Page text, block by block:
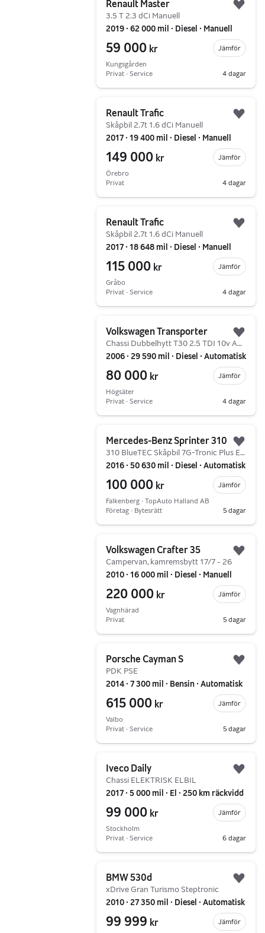
Renault Master
3.5 T 2.3 dCi Manuell
2019 ∙ 62 000 mil ∙ Diesel ∙ Manuell
59 000 kr
Jämför
Kungsgården
Privat ∙ Service
4 dagar
Renault Trafic
Skåpbil 2.7t 1.6 dCi Manuell
2017 ∙ 19 400 mil ∙ Diesel ∙ Manuell
149 000 kr
Jämför
Örebro
Privat
4 dagar
Renault Trafic
Skåpbil 2.7t 1.6 dCi Manuell
2017 ∙ 18 648 mil ∙ Diesel ∙ Manuell
115 000 kr
Jämför
Gråbo
Privat ∙ Service
4 dagar
Volkswagen Transporter
Chassi Dubbelhytt T30 2.5 TDI 10v Automatisk
2006 ∙ 29 590 mil ∙ Diesel ∙ Automatisk
80 000 kr
Jämför
Högsäter
Privat ∙ Service
4 dagar
Mercedes-Benz Sprinter 310
310 BlueTEC Skåpbil 7G-Tronic Plus Euro 5 |Lång|Automat
2016 ∙ 50 630 mil ∙ Diesel ∙ Automatisk
100 000 kr
Jämför
Falkenberg ∙ TopAuto Halland AB
Företag ∙ Bytesrätt
5 dagar
Volkswagen Crafter 35
Campervan, kamremsbytt 17/7 - 26
2010 ∙ 16 000 mil ∙ Diesel ∙ Manuell
220 000 kr
Jämför
Vagnhärad
Privat
5 dagar
Porsche Cayman S
PDK PSE
2014 ∙ 7 300 mil ∙ Bensin ∙ Automatisk
615 000 kr
Jämför
Valbo
Privat ∙ Service
5 dagar
Iveco Daily
Chassi ELEKTRISK ELBIL
2017 ∙ 5 000 mil ∙ El ∙ 250 km räckvidd
99 000 kr
Jämför
Stockholm
Privat ∙ Service
6 dagar
BMW 530d
xDrive Gran Turismo Steptronic
2010 ∙ 27 350 mil ∙ Diesel ∙ Automatisk
99 999 kr
Jämför